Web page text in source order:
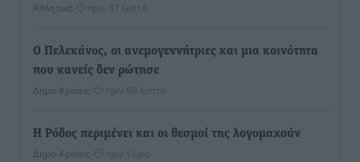
Αθλητικά πριν 57 λεπτά
Ο Πελεκάνος, οι ανεμογεννήτριες και μια κοινότητα
που κανείς δεν ρώτησε
Δημο-Κρίσεις πριν 59 λεπτά
Η Ρόδος περιμένει και οι θεσμοί της λογομαχούν
Δημο-Κρίσεις πριν 1 ώρα